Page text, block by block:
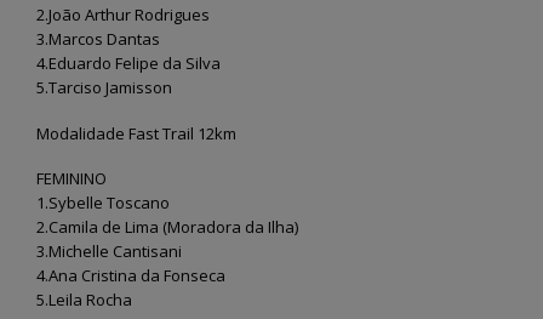
2.João Arthur Rodrigues
3.Marcos Dantas
4.Eduardo Felipe da Silva
5.Tarciso Jamisson
Modalidade Fast Trail 12km
FEMININO
1.Sybelle Toscano
2.Camila de Lima (Moradora da Ilha)
3.Michelle Cantisani
4.Ana Cristina da Fonseca
5.Leila Rocha
dar início ao programa
“Noronha na Palma da
Mão”, um sistema digital moderno
para o recadastramento dos
moradores
Noronha terá Arena da
Copa para transmissão dos
jogos do Brasil
12 de junho de 2026
Fernando de Noronha
celebra tradições juninas